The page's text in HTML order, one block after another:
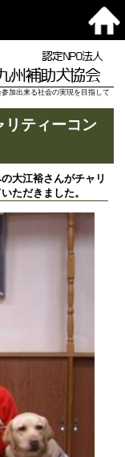
認定NPO法人
州補助犬協会
加出来る社会の実現を目指して
ティーコン
大江裕さんがチャリ
ただきました。